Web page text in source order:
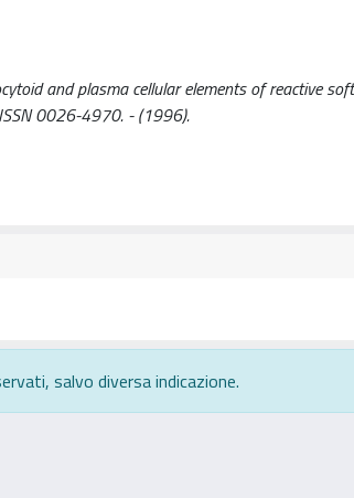
and plasma cellular elements of reactive
ISSN 0026-4970. - (1996).
salvo diversa indicazione.